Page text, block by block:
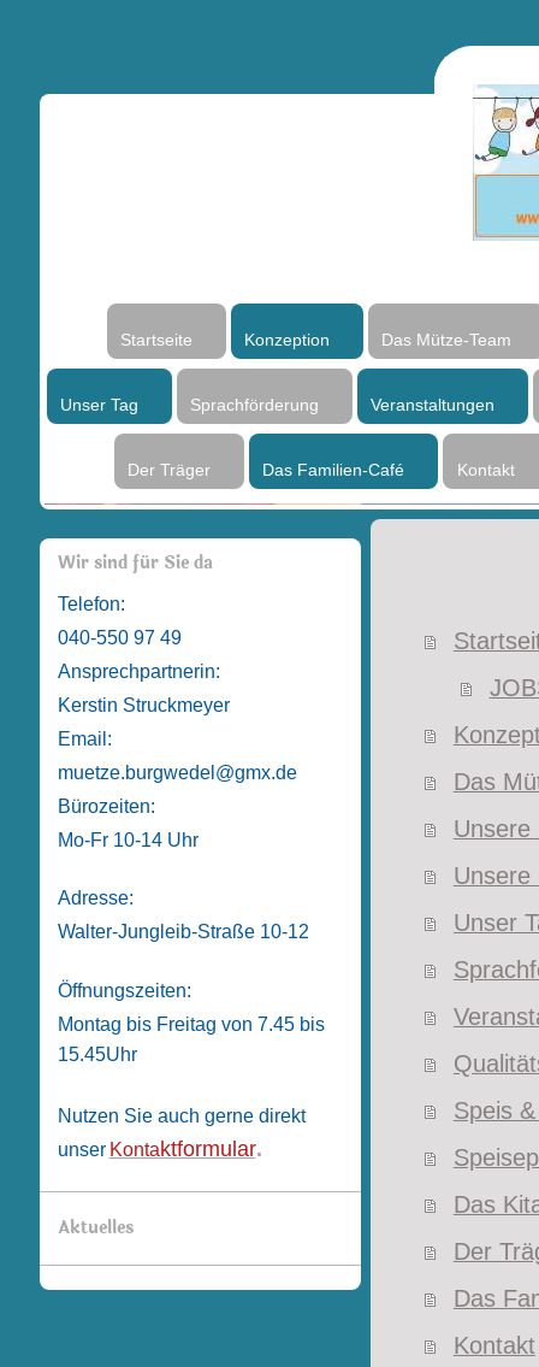
Startseite Konzeption Das Mütze-Team
Unser Tag Sprachförderung Veranstaltungen
Der Träger Das Familien-Café Kontakt
Das
Unsere
Unsere
Unser
Speis
Das
Der
Das
Kontakt
Wir sind für Sie da
Telefon:
040-550 97 49
Ansprechpartnerin:
Kerstin Struckmeyer
Email:
muetze.burgwedel@gmx.de
Bürozeiten:
Mo-Fr 10-14 Uhr
Adresse:
Walter-Jungleib-Straße 10-12
Öffnungszeiten:
Montag bis Freitag von 7.45 bis
15.45Uhr
Nutzen Sie auch gerne direkt
unser Kontaktformular.
Aktuelles